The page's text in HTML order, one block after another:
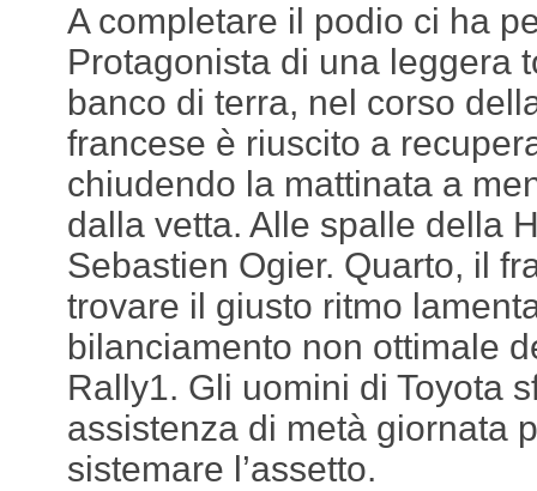
A completare il podio ci ha
Protagonista di una leggera
banco di terra, nel corso
francese è riuscito a
chiudendo la mattinata a
dalla vetta. Alle spalle della
Sebastien Ogier. Quarto, il
trovare il giusto ritmo
bilanciamento non ottimale
Rally1. Gli uomini di Toyota
assistenza di metà giornata
sistemare l’assetto.